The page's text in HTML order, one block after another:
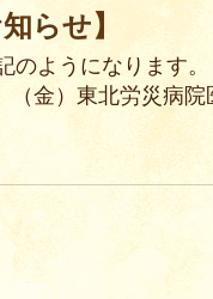
知らせ】
のようになりま
（金）東北労災病